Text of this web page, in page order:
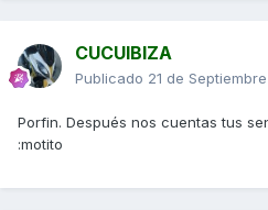
CUCUIBIZA
Publicado 21 de
Porfin. Después nos cuentas tus
:motito